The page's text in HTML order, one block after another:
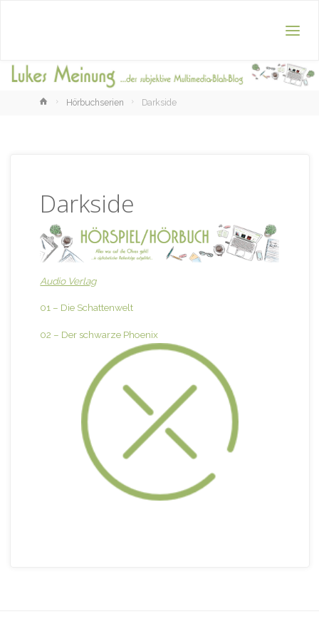
HomeHörbuchserien Darkside
Darkside
Audio Verlag
01 – Die Schattenwelt
02 – Der schwarze Phoenix